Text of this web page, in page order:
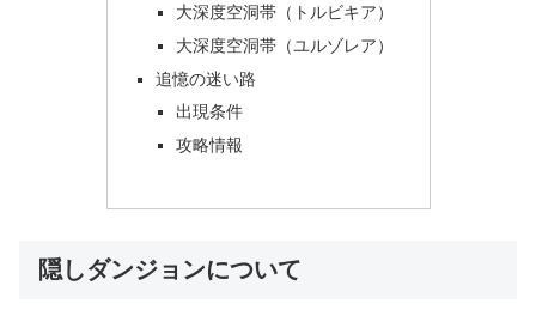
大深度空洞帯（トルビキア）
大深度空洞帯（ユルゾレア）
追憶の迷い路
出現条件
攻略情報
隠しダンジョンについて